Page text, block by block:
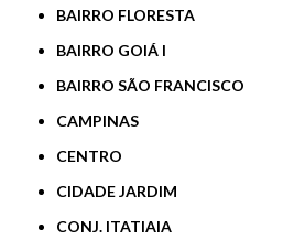
BAIRRO FLORESTA
BAIRRO GOIÁ I
BAIRRO SÃO FRANCISCO
CAMPINAS
CENTRO
CIDADE JARDIM
CONJ. ITATIAIA